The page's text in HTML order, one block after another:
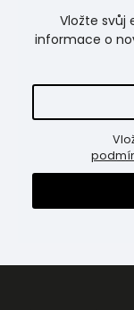
Vložte svůj
informace o